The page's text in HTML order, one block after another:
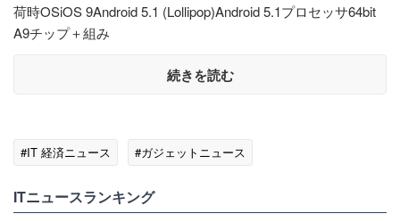
荷時OSiOS 9Android 5.1 (Lollipop)Android 5.1プロセッサ64bit
A9チップ＋組み
続きを読む
#IT 経済ニュース #ガジェットニュース
ITニュースランキング